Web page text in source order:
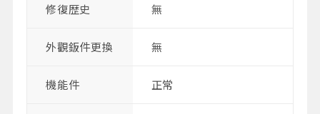
修復歴史 無
外觀鈑件更換 無
機能件 正常